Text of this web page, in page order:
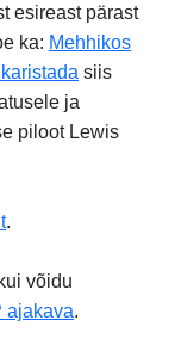
esireast pärast
ka: Mehhikos
siis
ja
piloot Lewis
.
võidu
ajakava.